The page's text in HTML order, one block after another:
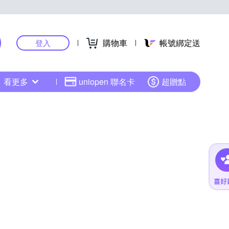
登入 購物車 帳號綁定送
看更多 uniopen 聯名卡 超贈點